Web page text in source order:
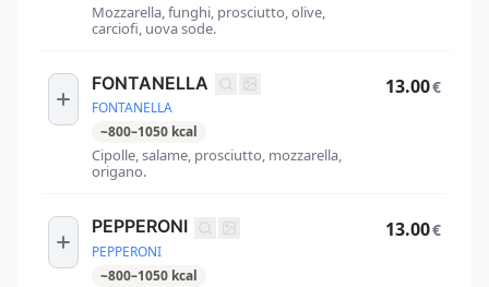
Mozzarella, funghi, prosciutto, olive,
carciofi, uova sode.
FONTANELLA
FONTANELLA
~800–1050 kcal
Cipolle, salame, prosciutto, mozzarella,
origano.
13.00€
PEPPERONI
PEPPERONI
~800–1050 kcal
13.00€